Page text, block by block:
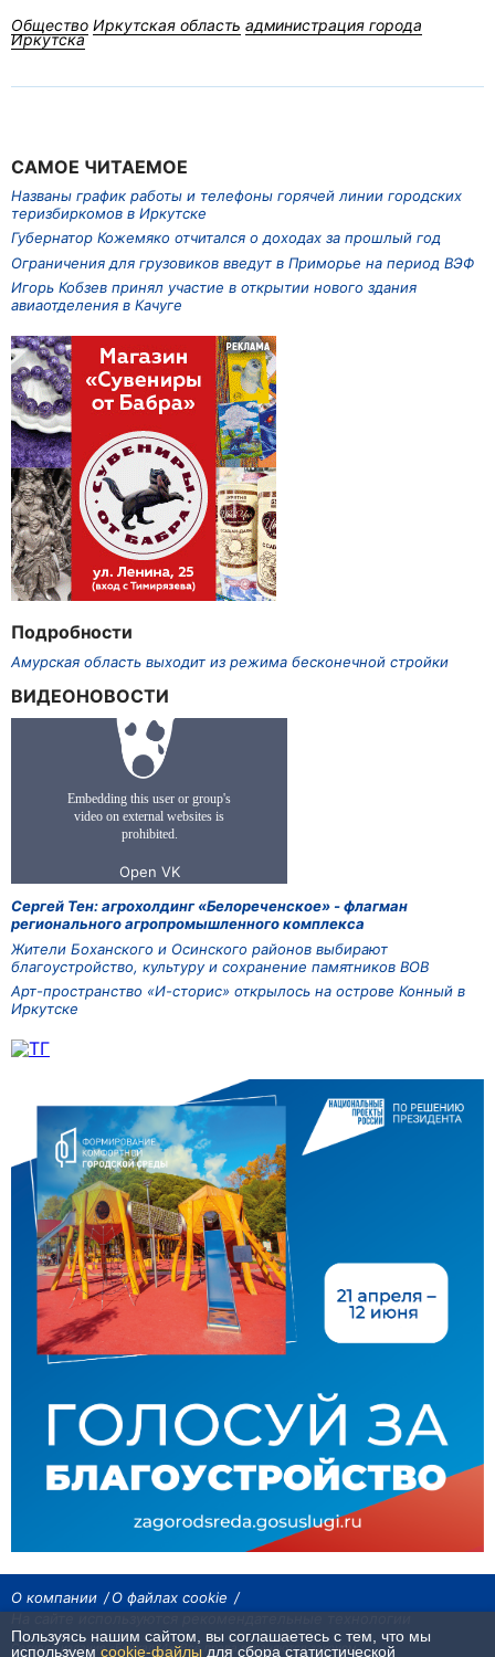
Общество Иркутская область администрация города
Иркутска
САМОЕ ЧИТАЕМОЕ
Названы график работы и телефоны горячей линии городских
теризбиркомов в Иркутске
Губернатор Кожемяко отчитался о доходах за прошлый год
Ограничения для грузовиков введут в Приморье на период ВЭФ
Игорь Кобзев принял участие в открытии нового здания
авиаотделения в Качуге
Подробности
Амурская область выходит из режима бесконечной стройки
ВИДЕОНОВОСТИ
Сергей Тен: агрохолдинг «Белореченское» - флагман
регионального агропромышленного комплекса
Жители Боханского и Осинского районов выбирают
благоустройство, культуру и сохранение памятников ВОВ
Арт-пространство «И-сторис» открылось на острове Конный в
Иркутске
О компании
О файлах cookie
Сетевое издание «Байкал24». Все права охраняются законом.
Пользуясь нашим сайтом, вы соглашаетесь с тем, что мы
используем cookie-файлы для сбора статистической